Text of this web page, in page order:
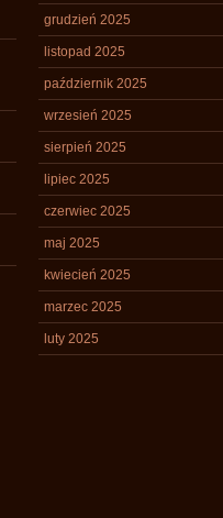
grudzień 2025
listopad 2025
październik 2025
wrzesień 2025
sierpień 2025
lipiec 2025
czerwiec 2025
maj 2025
kwiecień 2025
marzec 2025
luty 2025